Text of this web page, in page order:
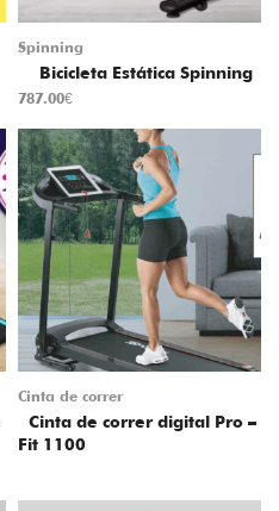
Spinning
Bicicleta Estática Spinning
787.00€
Cinta de correr
Cinta de correr digital Pro –
Fit 1100